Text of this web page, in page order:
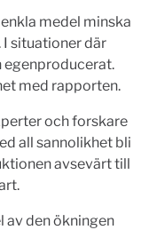
medel minska
I situationer där
egenproducerat.
med rapporten.
och forskare
all sannolikhet bli
avsevärt till
av den ökningen